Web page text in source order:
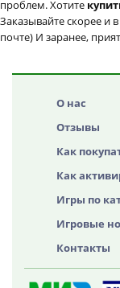
проблем. Хотите
Заказывайте скорее и
почте) И заранее,
О нас
Отзывы
Как
Как
Игры по
Игровые
Контакты